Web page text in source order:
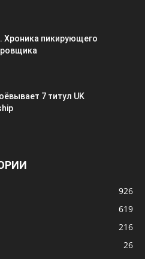
Хроника пикирующего
7 титул UK
926
619
216
26